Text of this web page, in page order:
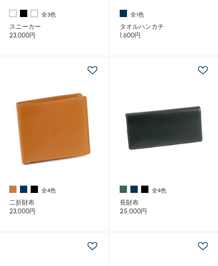
全3色
スニーカー
23,000円
全1色
タオルハンカチ
1,600円
全4色
二折財布
23,000円
全4色
長財布
25,000円